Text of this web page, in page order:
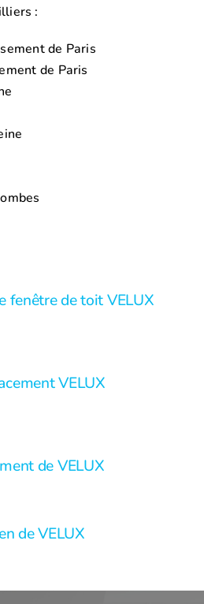
:
de Paris
de Paris
fenêtre de toit VELUX
VELUX
de VELUX
de VELUX